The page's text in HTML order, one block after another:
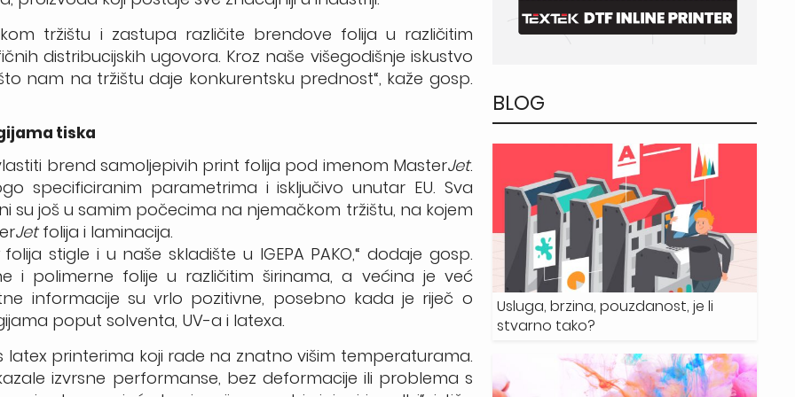
tržištu i zastupa različite brendove folija u različitim
distribucijskih ugovora. Kroz naše višegodišnje iskustvo
nam na tržištu daje konkurentsku prednost“, kaže gosp.
tiska
brend samoljepivih print folija pod imenom MasterJet.
specificiranim parametrima i isključivo unutar EU. Sva
su još u samim počecima na njemačkom tržištu, na kojem
Jetfolija i laminacija.
stigle i u naše skladište u IGEPA PAKO,“ dodaje gosp.
i polimerne folije u različitim širinama, a većina je već
informacije su vrlo pozitivne, posebno kada je riječ o
poput solventa, UV-a i latexa.
printerima koji rade na znatno višim temperaturama.
izvrsne performanse, bez deformacije ili problema s
BLOG
Usluga, brzina, pouzdanost, je li
stvarno tako?